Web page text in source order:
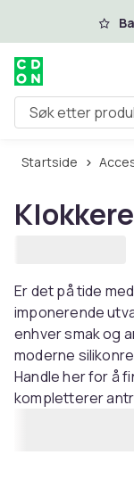
Hopp til
Søk etter
Startside
Er det på tide
imponerende
enhver smak og
moderne
Handle her for å
kompletterer